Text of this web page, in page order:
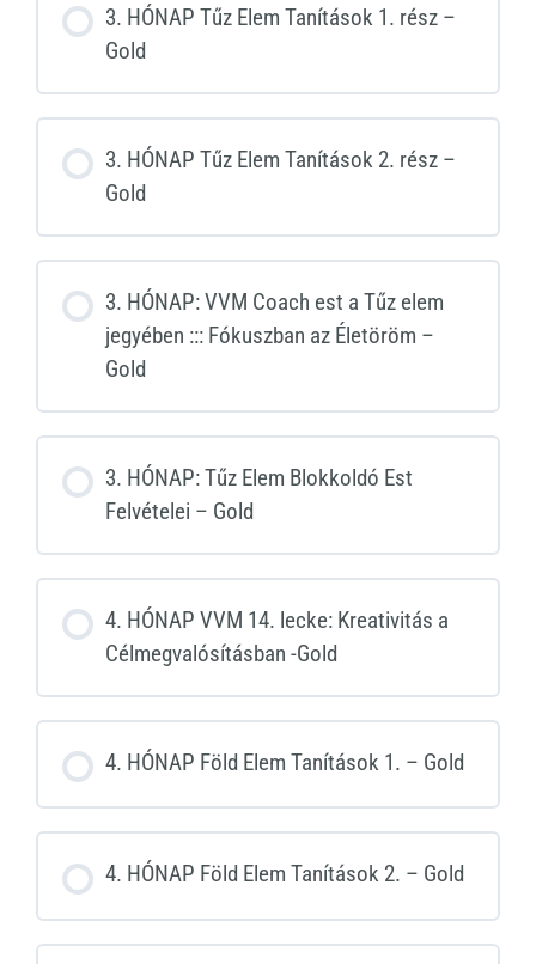
3. HÓNAP Tűz Elem Tanítások 1. rész –
Gold
3. HÓNAP Tűz Elem Tanítások 2. rész –
Gold
3. HÓNAP: VVM Coach est a Tűz elem
jegyében ::: Fókuszban az Életöröm –
Gold
3. HÓNAP: Tűz Elem Blokkoldó Est
Felvételei – Gold
4. HÓNAP VVM 14. lecke: Kreativitás a
Célmegvalósításban -Gold
4. HÓNAP Föld Elem Tanítások 1. – Gold
4. HÓNAP Föld Elem Tanítások 2. – Gold